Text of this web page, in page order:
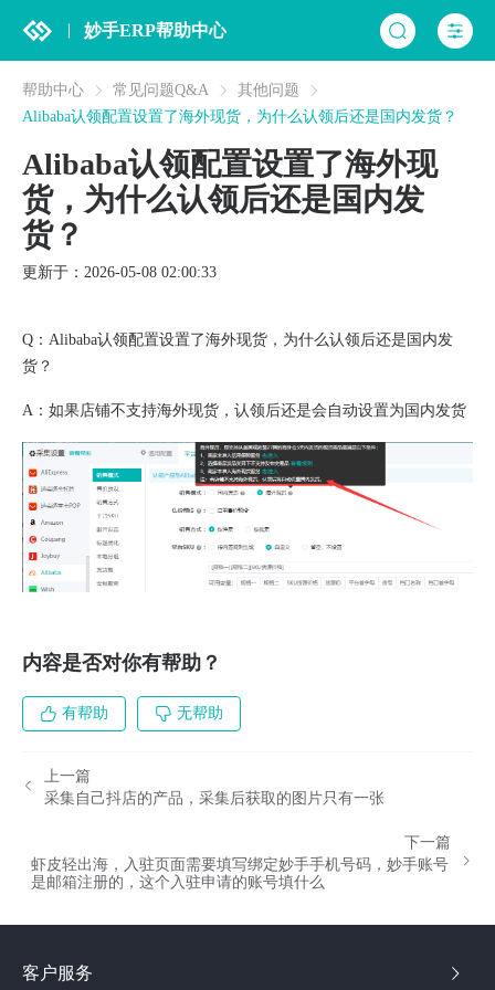
妙手ERP帮助中心
帮助中心 常见问题Q&A
其他问题
Alibaba认领配置设置了海外现货，为什么认领后还是国内发货？
Alibaba认领配置设置了海外现
货，为什么认领后还是国内发
货？
更新于：2026-05-08 02:00:33
Q：Alibaba认领配置设置了海外现货，为什么认领后还是国内发
货？
A：如果店铺不支持海外现货，认领后还是会自动设置为国内发货
内容是否对你有帮助？
有帮助 无帮助
上一篇
采集自己抖店的产品，采集后获取的图片只有一张
下一篇
虾皮轻出海，入驻页面需要填写绑定妙手手机号码，妙手账号
是邮箱注册的，这个入驻申请的账号填什么
客户服务